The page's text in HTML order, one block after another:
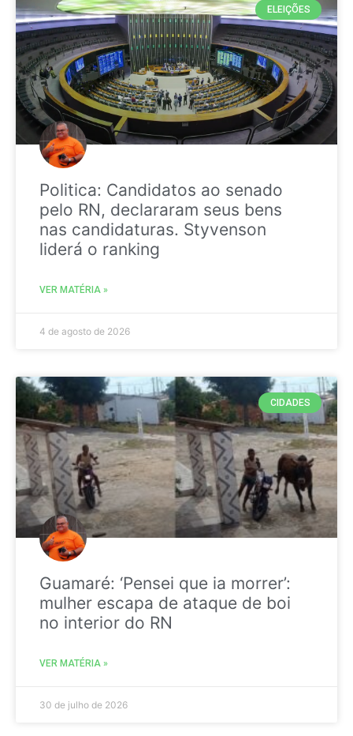
ELEIÇÕES
Politica: Candidatos ao senado
pelo RN, declararam seus bens
nas candidaturas. Styvenson
liderá o ranking
VER MATÉRIA »
4 de agosto de 2026
CIDADES
Guamaré: ‘Pensei que ia morrer’:
mulher escapa de ataque de boi
no interior do RN
VER MATÉRIA »
30 de julho de 2026